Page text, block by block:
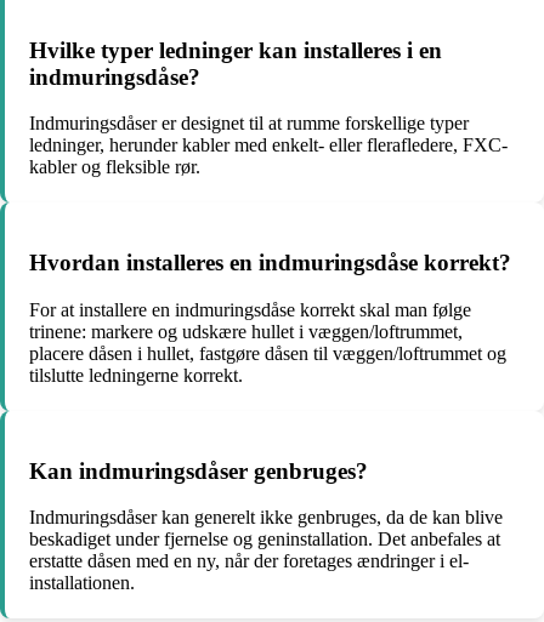
Hvilke typer ledninger kan installeres i en
indmuringsdåse?
Indmuringsdåser er designet til at rumme forskellige typer
ledninger, herunder kabler med enkelt- eller flerafledere, FXC-
kabler og fleksible rør.
Hvordan installeres en indmuringsdåse korrekt?
For at installere en indmuringsdåse korrekt skal man følge
trinene: markere og udskære hullet i væggen/loftrummet,
placere dåsen i hullet, fastgøre dåsen til væggen/loftrummet og
tilslutte ledningerne korrekt.
Kan indmuringsdåser genbruges?
Indmuringsdåser kan generelt ikke genbruges, da de kan blive
beskadiget under fjernelse og geninstallation. Det anbefales at
erstatte dåsen med en ny, når der foretages ændringer i el-
installationen.